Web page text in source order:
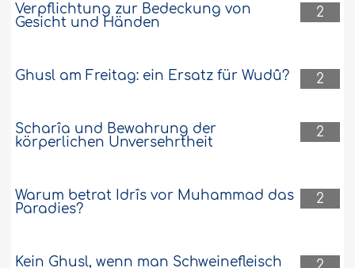
2
Verpflichtung zur Bedeckung von
Gesicht und Händen
2
Ghusl am Freitag: ein Ersatz für Wudû?
2
Scharîa und Bewahrung der
körperlichen Unversehrtheit
2
Warum betrat Idrîs vor Muhammad das
Paradies?
Kein Ghusl, wenn man Schweinefleisch